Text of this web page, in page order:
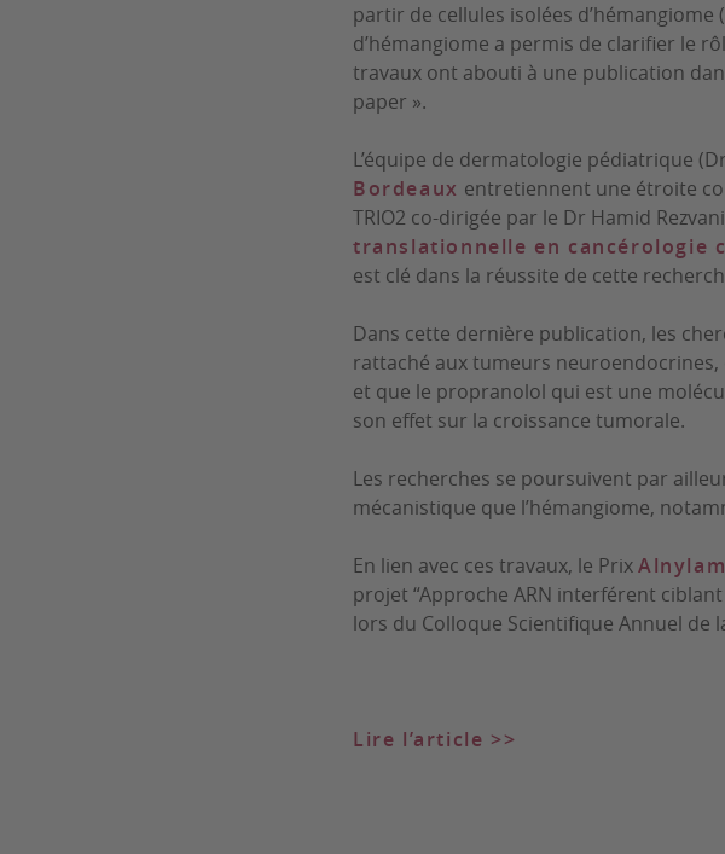
partir de cellules isolées
d’hémangiome a permis de clarifier le
travaux ont abouti à une publication
paper ».
L’équipe de dermatologie pédiatrique
Bordeaux entretiennent une étroite
TRIO2 co-dirigée par le Dr Hamid
translationnelle en cancérologie
est clé dans la réussite de cette
Dans cette dernière publication, les
rattaché aux tumeurs
et que le propranolol qui est une
son effet sur la croissance tumorale.
Les recherches se poursuivent par
mécanistique que l’hémangiome,
En lien avec ces travaux, le PrixAlnylam
projet “Approche ARN interférent
lors du Colloque Scientifique Annuel de
Lire l’article >>